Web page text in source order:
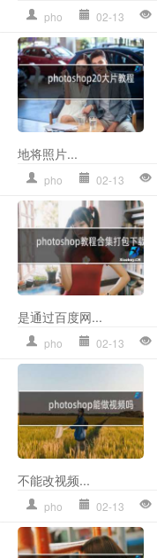
pho 02-13
地将照片...
pho 02-13
是通过百度网...
pho 02-13
不能改视频...
pho 02-13